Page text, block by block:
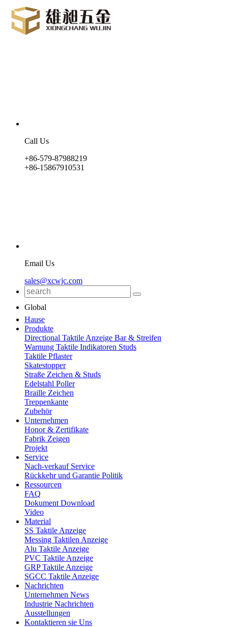
Call Us
+86-579-87988219
+86-15867910531
Email Us
sales@xcwjc.com
Global
Hause
Produkte
Directional Taktile Anzeige Bar & Streifen
Warnung Taktile Indikatoren Studs
Taktile Pflaster
Skatestopper
Straße Zeichen & Studs
Edelstahl Poller
Braille Zeichen
Treppenkante
Zubehör
Unternehmen
Honor & Zertifikate
Fabrik Zeigen
Projekt
Service
Nach-verkauf Service
Rückkehr und Garantie Politik
Ressourcen
FAQ
Dokument Download
Video
Material
SS Taktile Anzeige
Messing Taktilen Anzeige
Alu Taktile Anzeige
PVC Taktile Anzeige
GRP Taktile Anzeige
SGCC Taktile Anzeige
Nachrichten
Unternehmen News
Industrie Nachrichten
Ausstellungen
Kontaktieren sie Uns